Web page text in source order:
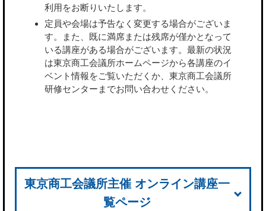
利用をお断りいたします。
定員や会場は予告なく変更する場合がございま
す。また、既に満席または残席が僅かとなって
いる講座がある場合がございます。最新の状況
は東京商工会議所ホームページから各講座のイ
ベント情報をご覧いただくか、東京商工会議所
研修センターまでお問い合わせください。
東京商工会議所主催 オンライン講座一
覧ページ